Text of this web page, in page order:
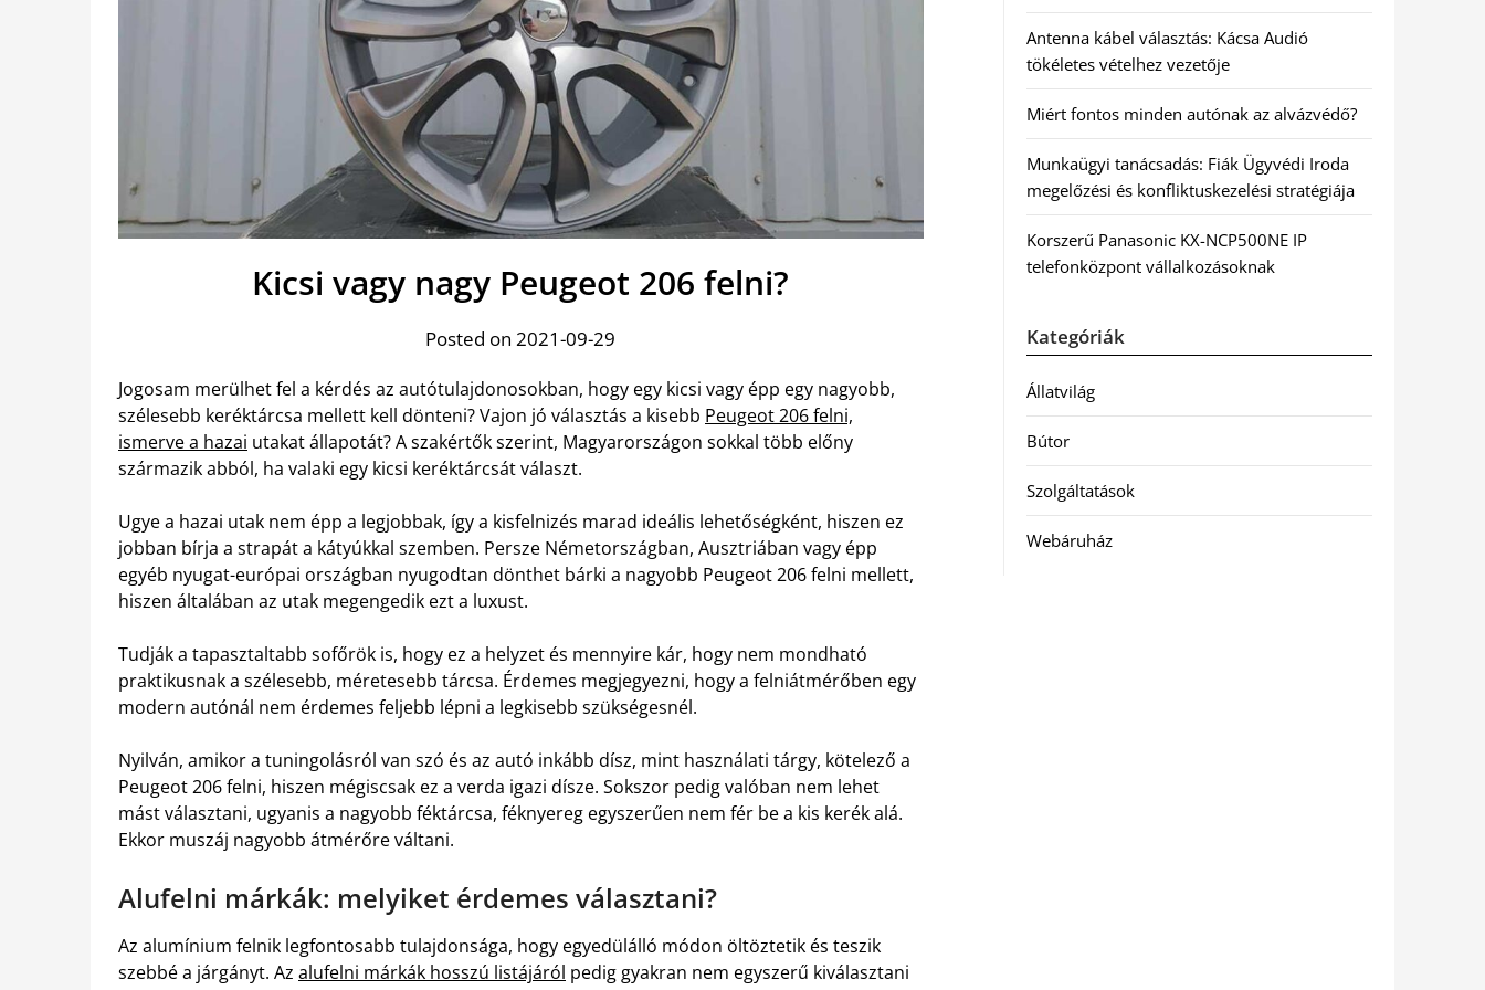
Kicsi vagy nagy Peugeot 206 felni?
Posted on 2021-09-29
Jogosam merülhet fel a kérdés az autótulajdonosokban, hogy egy kicsi vagy épp egy nagyobb,
szélesebb keréktárcsa mellett kell dönteni? Vajon jó választás a kisebb Peugeot 206 felni,
ismerve a hazai utakat állapotát? A szakértők szerint, Magyarországon sokkal több előny
származik abból, ha valaki egy kicsi keréktárcsát választ.
Ugye a hazai utak nem épp a legjobbak, így a kisfelnizés marad ideális lehetőségként, hiszen ez
jobban bírja a strapát a kátyúkkal szemben. Persze Németországban, Ausztriában vagy épp
egyéb nyugat-európai országban nyugodtan dönthet bárki a nagyobb Peugeot 206 felni mellett,
hiszen általában az utak megengedik ezt a luxust.
Tudják a tapasztaltabb sofőrök is, hogy ez a helyzet és mennyire kár, hogy nem mondható
praktikusnak a szélesebb, méretesebb tárcsa. Érdemes megjegyezni, hogy a felniátmérőben egy
modern autónál nem érdemes feljebb lépni a legkisebb szükségesnél.
Nyilván, amikor a tuningolásról van szó és az autó inkább dísz, mint használati tárgy, kötelező a
Peugeot 206 felni, hiszen mégiscsak ez a verda igazi dísze. Sokszor pedig valóban nem lehet
mást választani, ugyanis a nagyobb féktárcsa, féknyereg egyszerűen nem fér be a kis kerék alá.
Ekkor muszáj nagyobb átmérőre váltani.
Alufelni márkák: melyiket érdemes választani?
Az alumínium felnik legfontosabb tulajdonsága, hogy egyedülálló módon öltöztetik és teszik
szebbé a járgányt. Az alufelni márkák hosszú listájáról pedig gyakran nem egyszerű kiválasztani
Antenna kábel választás: Kácsa Audió
tökéletes vételhez vezetője
Miért fontos minden autónak az alvázvédő?
Munkaügyi tanácsadás: Fiák Ügyvédi Iroda
megelőzési és konfliktuskezelési stratégiája
Korszerű Panasonic KX-NCP500NE IP
telefonközpont vállalkozásoknak
Kategóriák
Állatvilág
Bútor
Szolgáltatások
Webáruház